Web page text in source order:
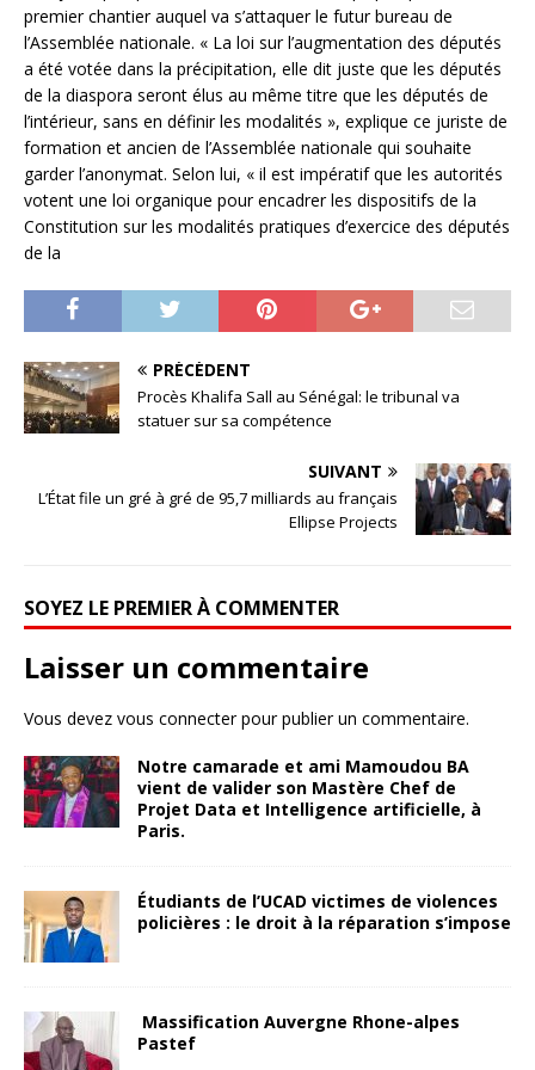
premier chantier auquel va s’attaquer le futur bureau de
l’Assemblée nationale. « La loi sur l’augmentation des députés
a été votée dans la précipitation, elle dit juste que les députés
de la diaspora seront élus au même titre que les députés de
l’intérieur, sans en définir les modalités », explique ce juriste de
formation et ancien de l’Assemblée nationale qui souhaite
garder l’anonymat. Selon lui, « il est impératif que les autorités
votent une loi organique pour encadrer les dispositifs de la
Constitution sur les modalités pratiques d’exercice des députés
de la
PRÉCÉDENT
Procès Khalifa Sall au Sénégal: le tribunal va
statuer sur sa compétence
SUIVANT
L’État file un gré à gré de 95,7 milliards au français
Ellipse Projects
SOYEZ LE PREMIER À COMMENTER
Laisser un commentaire
Vous devez vous connecterpour publier un commentaire.
Notre camarade et ami Mamoudou BA
vient de valider son Mastère Chef de
Projet Data et Intelligence artificielle, à
Paris.
Étudiants de l’UCAD victimes de violences
policières : le droit à la réparation s’impose
Massification Auvergne Rhone-alpes
Pastef